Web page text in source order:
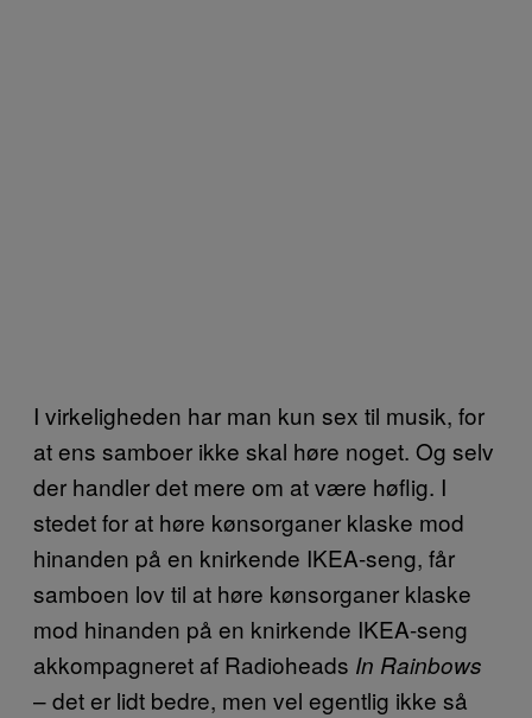
I virkeligheden har man kun sex til musik, for
at ens samboer ikke skal høre noget. Og selv
der handler det mere om at være høflig. I
stedet for at høre kønsorganer klaske mod
hinanden på en knirkende IKEA-seng, får
samboen lov til at høre kønsorganer klaske
mod hinanden på en knirkende IKEA-seng
akkompagneret af Radioheads In Rainbows
– det er lidt bedre, men vel egentlig ikke så